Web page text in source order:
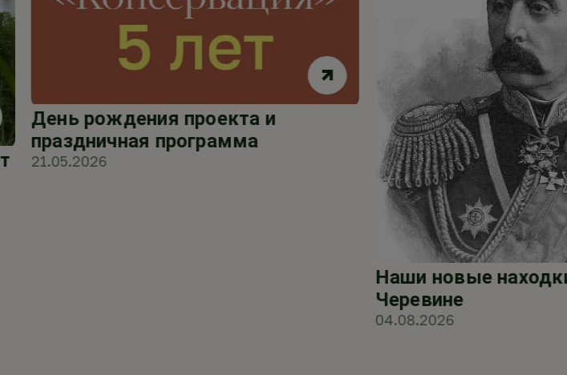
День рождения проекта и
праздничная программа
21.05.2026
Наши новые
Черевине
04.08.2026